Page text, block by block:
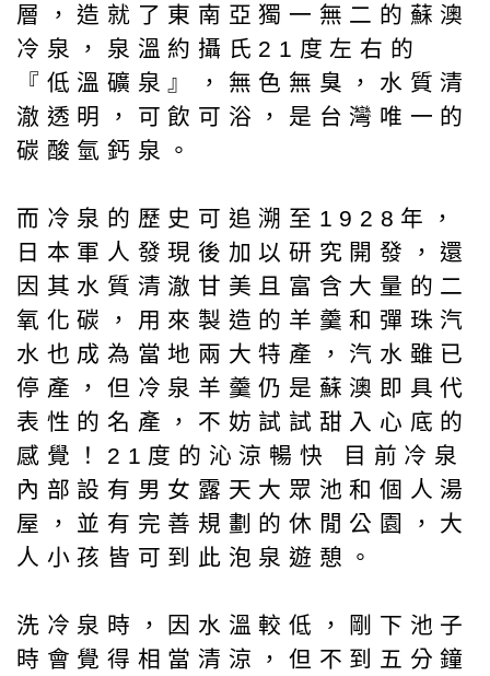
層，造就了東南亞獨一無二的蘇澳
冷泉，泉溫約攝氏21度左右的
『低溫礦泉』，無色無臭，水質清
澈透明，可飲可浴，是台灣唯一的
碳酸氫鈣泉。
而冷泉的歷史可追溯至1928年，
日本軍人發現後加以研究開發，還
因其水質清澈甘美且富含大量的二
氧化碳，用來製造的羊羹和彈珠汽
水也成為當地兩大特產，汽水雖已
停產，但冷泉羊羹仍是蘇澳即具代
表性的名產，不妨試試甜入心底的
感覺！21度的沁涼暢快 目前冷泉
內部設有男女露天大眾池和個人湯
屋，並有完善規劃的休閒公園，大
人小孩皆可到此泡泉遊憩。
洗冷泉時，因水溫較低，剛下池子
時會覺得相當清涼，但不到五分鐘